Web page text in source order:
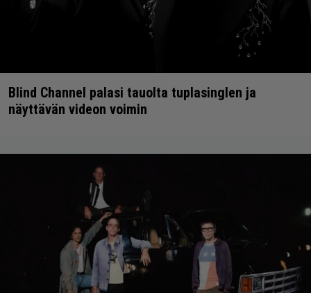
Blind Channel palasi tauolta tuplasinglen ja
näyttävän videon voimin